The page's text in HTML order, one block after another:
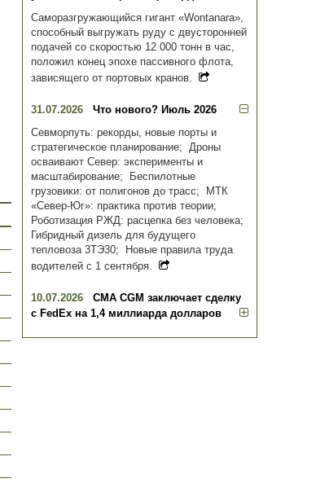
Саморазгружающийся гигант «Wontanara»,
способный выгружать руду с двусторонней
подачей со скоростью 12 000 тонн в час,
положил конец эпохе пассивного флота,
зависящего от портовых кранов.
31.07.2026
Что нового? Июль 2026
Севморпуть: рекорды, новые порты и
стратегическое планирование; Дроны
осваивают Север: эксперименты и
масштабирование; Беспилотные
грузовики: от полигонов до трасс; МТК
«Север-Юг»: практика против теории;
Роботизация РЖД: расцепка без человека;
Гибридный дизель для будущего
тепловоза 3ТЭ30; Новые правила труда
водителей с 1 сентября.
10.07.2026
CMA CGM заключает сделку
с FedEx на 1,4 миллиарда долларов